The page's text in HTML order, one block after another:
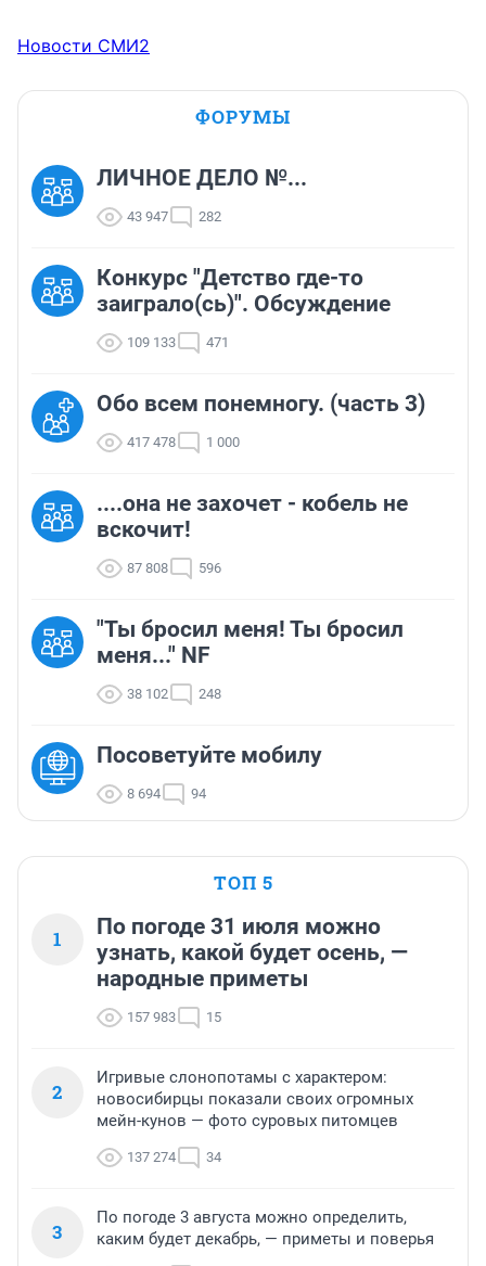
Новости СМИ2
ФОРУМЫ
ЛИЧНОЕ ДЕЛО №...
43 947 282
Конкурс "Детство где-то
заиграло(сь)". Обсуждение
109 133 471
Обо всем понемногу. (часть 3)
417 478 1 000
....она не захочет - кобель не
вскочит!
87 808 596
"Ты бросил меня! Ты бросил
меня..." NF
38 102 248
Посоветуйте мобилу
8 694 94
ТОП 5
1
По погоде 31 июля можно
узнать, какой будет осень, —
народные приметы
157 983 15
2
Игривые слонопотамы с характером:
новосибирцы показали своих огромных
мейн-кунов — фото суровых питомцев
137 274 34
3
По погоде 3 августа можно определить,
каким будет декабрь, — приметы и поверья